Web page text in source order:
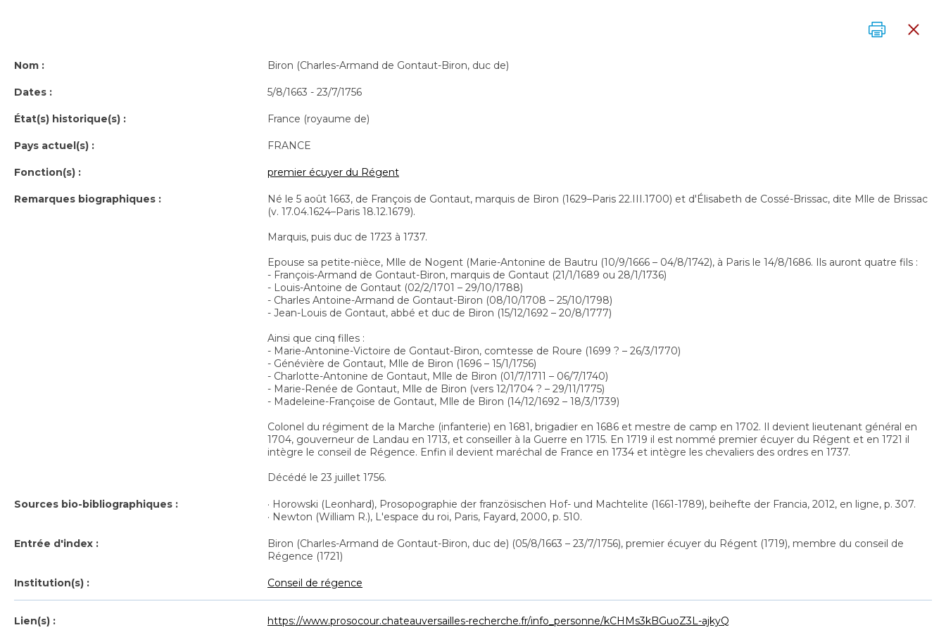
Nom : Biron (Charles-Armand de Gontaut-Biron, duc de)
Dates : 5/8/1663 - 23/7/1756
État(s) historique(s) : France (royaume de)
Pays actuel(s) : FRANCE
Fonction(s) : premier écuyer du Régent
Remarques biographiques :
Né le 5 août 1663, de François de Gontaut, marquis de Biron (1629–Paris 22.III.1700) et d'Élisabeth de Cossé-Brissac, dite Mlle de Brissac
(v. 17.04.1624–Paris 18.12.1679).
Marquis, puis duc de 1723 à 1737.
Epouse sa petite-nièce, Mlle de Nogent (Marie-Antonine de Bautru (10/9/1666 – 04/8/1742), à Paris le 14/8/1686. Ils auront quatre fils :
- François-Armand de Gontaut-Biron, marquis de Gontaut (21/1/1689 ou 28/1/1736)
- Louis-Antoine de Gontaut (02/2/1701 – 29/10/1788)
- Charles Antoine-Armand de Gontaut-Biron (08/10/1708 – 25/10/1798)
- Jean-Louis de Gontaut, abbé et duc de Biron (15/12/1692 – 20/8/1777)
Ainsi que cinq filles :
- Marie-Antonine-Victoire de Gontaut-Biron, comtesse de Roure (1699 ? – 26/3/1770)
- Génévière de Gontaut, Mlle de Biron (1696 – 15/1/1756)
- Charlotte-Antonine de Gontaut, Mlle de Biron (01/7/1711 – 06/7/1740)
- Marie-Renée de Gontaut, Mlle de Biron (vers 12/1704 ? – 29/11/1775)
- Madeleine-Françoise de Gontaut, Mlle de Biron (14/12/1692 – 18/3/1739)
Colonel du régiment de la Marche (infanterie) en 1681, brigadier en 1686 et mestre de camp en 1702. Il devient lieutenant général en
1704, gouverneur de Landau en 1713, et conseiller à la Guerre en 1715. En 1719 il est nommé premier écuyer du Régent et en 1721 il
intègre le conseil de Régence. Enfin il devient maréchal de France en 1734 et intègre les chevaliers des ordres en 1737.
Décédé le 23 juillet 1756.
Sources bio-bibliographiques :
· Horowski (Leonhard), Prosopographie der französischen Hof- und Machtelite (1661-1789), beihefte der Francia, 2012, en ligne, p. 307.
· Newton (William R.), L'espace du roi, Paris, Fayard, 2000, p. 510.
Entrée d'index :
Biron (Charles-Armand de Gontaut-Biron, duc de) (05/8/1663 – 23/7/1756), premier écuyer du Régent (1719), membre du conseil de
Régence (1721)
Institution(s) : Conseil de régence
Lien(s) : https://www.prosocour.chateauversailles-recherche.fr/info_personne/kCHMs3kBGuoZ3L-ajkyQ